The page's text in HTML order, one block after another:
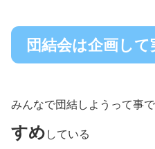
団結会は企画して
みんなで団結しようって事
すめ している